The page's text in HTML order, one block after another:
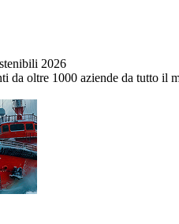
2026
da oltre 1000 aziende da tutto il